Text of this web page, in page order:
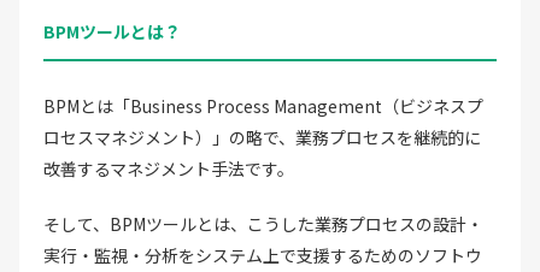
BPMツールとは？
BPMとは「Business Process Management（ビジネスプ
ロセスマネジメント）」の略で、業務プロセスを継続的に
改善するマネジメント手法です。
そして、BPMツールとは、こうした業務プロセスの設計・
実行・監視・分析をシステム上で支援するためのソフトウ